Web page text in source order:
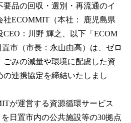
品の回収・選別・再流通のイ
社ECOMMIT（本社： 鹿児島県
：川野 輝之、以下「ECOM
市（市長：永山由高）は、ゼロ
ごみの減量や環境に配慮した資
連携協定を締結いたしまし
が運営する資源循環サービス
を日置市内の公共施設等の30拠点